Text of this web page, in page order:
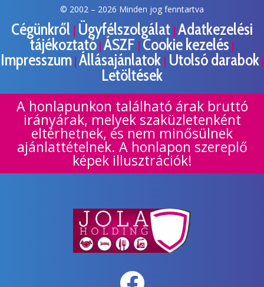
© 2002 – 2026 Minden jog fenntartva
Cégünkről | Ügyfélszolgálat | Adatkezelési
tájékoztató | ÁSZF | Cookie kezelés |
Impresszum| Állásajánlatok | Utolsó darabok|
Letöltések
A honlapunkon található árak bruttó
irányárak, melyek szaküzletenként
eltérhetnek, és nem minősülnek
ajánlattételnek. A honlapon szereplő
képek illusztrációk!